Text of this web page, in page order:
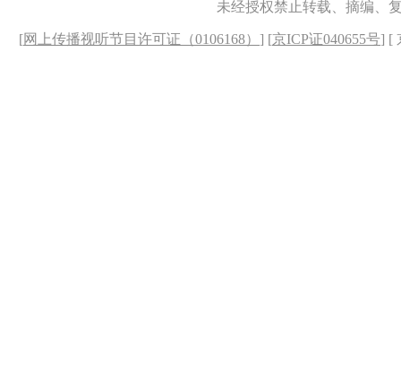
未经授权禁止转载、摘编、
[网上传播视听节目许可证（0106168） ] [京ICP证040655号] [